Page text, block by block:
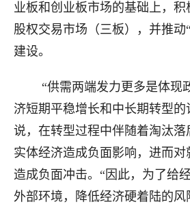
业板和创业板市场的基础上，
股权交易市场（三板），并推动
建设。
“供需两端发力更多是体现
济短期平稳增长和中长期转型的
说，在转型过程中伴随着淘汰
实体经济造成负面影响，进而
造成负面冲击。“因此，为了给
外部环境，降低经济硬着陆的